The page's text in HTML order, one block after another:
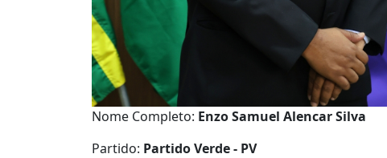
Nome Completo: Enzo Samuel Alencar Silva
Partido: Partido Verde - PV